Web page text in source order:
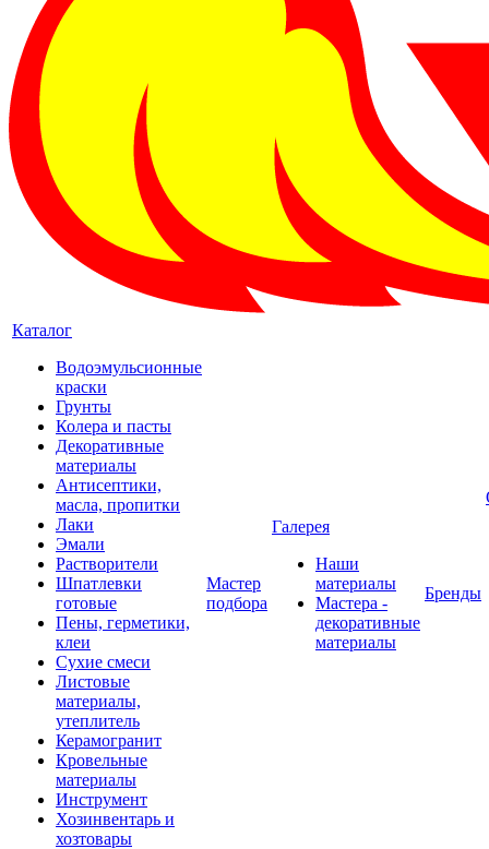
Каталог
Водоэмульсионные
краски
Грунты
Колера и пасты
Декоративные
материалы
Антисептики,
масла, пропитки
Лаки
Эмали
Растворители
Шпатлевки
готовые
Пены, герметики,
клеи
Сухие смеси
Листовые
материалы,
утеплитель
Керамогранит
Кровельные
материалы
Инструмент
Хозинвентарь и
хозтовары
Мастер
подбора
Галерея
Наши
материалы
Мастера -
декоративные
материалы
Бренды